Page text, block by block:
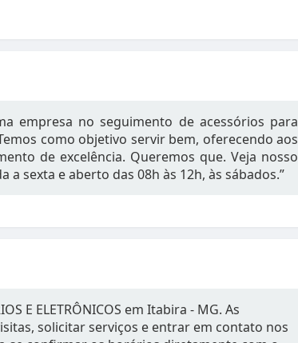
empresa no seguimento de acessórios para
como objetivo servir bem, oferecendo aos
de excelência. Queremos que. Veja nosso
sexta e aberto das 08h às 12h, às sábados.”
E ELETRÔNICOS em Itabira - MG. As
solicitar serviços e entrar em contato nos